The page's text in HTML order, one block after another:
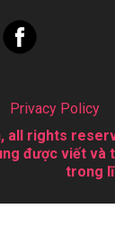
Privacy Policy
rights
được viết
trong